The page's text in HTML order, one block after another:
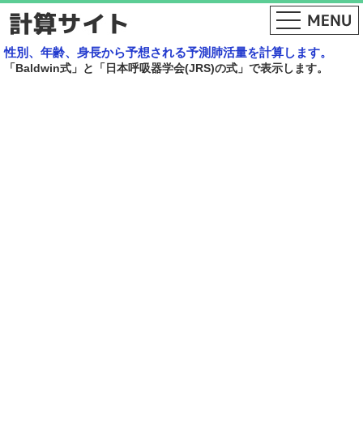
性別、年齢、身長から予想される予測肺活量を計算します。
「Baldwin式」と「日本呼吸器学会(JRS)の式」で表示します。